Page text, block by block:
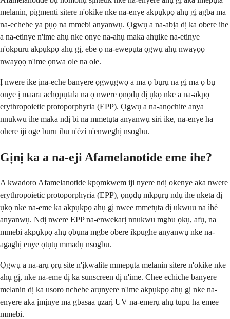
melanin, pigmenti sitere n'okike nke na-enye akpụkpọ ahụ gị agba ma
na-echebe ya pụọ ​​na mmebi anyanwụ. Ọgwụ a na-abịa dị ka obere ihe
a na-etinye n'ime ahụ nke onye na-ahụ maka ahụike na-etinye
n'okpuru akpụkpọ ahụ gị, ebe ọ na-ewepụta ọgwụ ahụ nwayọọ
nwayọọ n'ime ọnwa ole na ole.
Ị nwere ike ịna-eche banyere ọgwụgwọ a ma ọ bụrụ na gị ma ọ bụ
onye ị maara achọpụtala na ọ nwere ọnọdụ dị ụkọ nke a na-akpọ
erythropoietic protoporphyria (EPP). Ọgwụ a na-anọchite anya
nnukwu ihe maka ndị bi na mmetụta anyanwụ siri ike, na-enye ha
ohere iji oge buru ibu n'èzí n'enweghị nsogbu.
Gịnị ka a na-eji Afamelanotide eme ihe?
A kwadoro Afamelanotide kpọmkwem iji nyere ndị okenye aka nwere
erythropoietic protoporphyria (EPP), ọnọdụ mkpụrụ ndụ ihe nketa dị
ụkọ nke na-eme ka akpụkpọ ahụ gị nwee mmetụta dị ukwuu na ìhè
anyanwụ. Ndị nwere EPP na-enwekarị nnukwu mgbu ọkụ, afụ, na
mmebi akpụkpọ ahụ ọbụna mgbe obere ikpughe anyanwụ nke na-
agaghị enye ọtụtụ mmadụ nsogbu.
Ọgwụ a na-arụ ọrụ site n'ịkwalite mmepụta melanin sitere n'okike nke
ahụ gị, nke na-eme dị ka sunscreen dị n'ime. Chee echiche banyere
melanin dị ka usoro nchebe arụnyere n'ime akpụkpọ ahụ gị nke na-
enyere aka ịmịnye ma gbasaa ụzarị UV na-emerụ ahụ tupu ha emee
mmebi.